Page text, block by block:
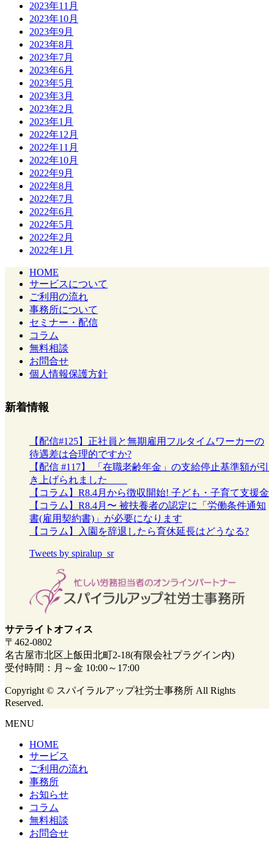
2023年11月
2023年10月
2023年9月
2023年8月
2023年7月
2023年6月
2023年5月
2023年3月
2023年2月
2023年1月
2022年12月
2022年11月
2022年10月
2022年9月
2022年8月
2022年7月
2022年6月
2022年5月
2022年2月
2022年1月
HOME
サービスについて
ご利用の流れ
事務所について
セミナー・配信
コラム
無料相談
お問合せ
個人情報保護方針
新着情報
【配信#125】正社員と無期雇用フルタイムワーカーの
待遇差は合理的ですか?
【配信 #117】 「在職老齢年金」の支給停止基準額が引
き上げられました
【コラム】R8.4月から徴収開始! 子ども・子育て支援金
【コラム】R8.4月〜 被扶養者の認定に「労働条件通知
書(雇用契約書)」が必要になります
【コラム】入園を辞退したら育休延長はどうなる?
Tweets by spiralup_sr
サテライトオフィス
〒462-0802
名古屋市北区上飯田北町2-18(有限会社プラグイン内)
受付時間：月～金 10:00～17:00
Copyright © スパイラルアップ社労士事務所 All Rights
Reserved.
MENU
HOME
サービス
ご利用の流れ
事務所
お知らせ
コラム
無料相談
お問合せ